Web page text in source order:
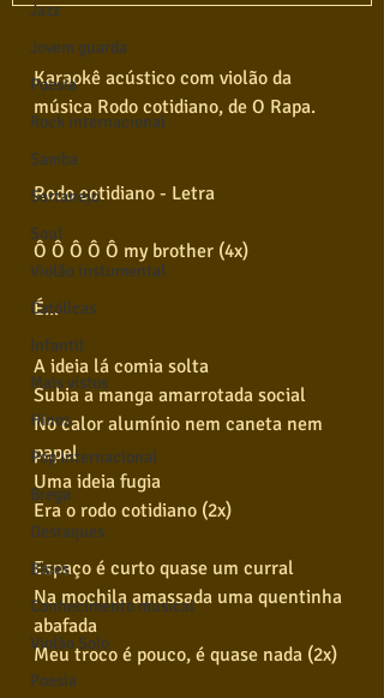
Jazz
Jovem guarda
Poesia
Rock internacional
Samba
Sertanejo
Soul
Violão instumental
Católicas
Infantil
Mais vistos
Hinos
Pop Internacional
Brega
Destaques
Blues
Conhecimento musical
Violão Solo
Poesia
Karaokê acústico com violão da
música Rodo cotidiano, de O Rapa.
Rodo cotidiano - Letra
Ô Ô Ô Ô Ô my brother (4x)
É...
A ideia lá comia solta
Subia a manga amarrotada social
No calor alumínio nem caneta nem
papel
Uma ideia fugia
Era o rodo cotidiano (2x)
Espaço é curto quase um curral
Na mochila amassada uma quentinha
abafada
Meu troco é pouco, é quase nada (2x)